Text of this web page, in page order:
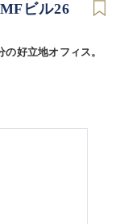
ビル26
好立地オフィス。